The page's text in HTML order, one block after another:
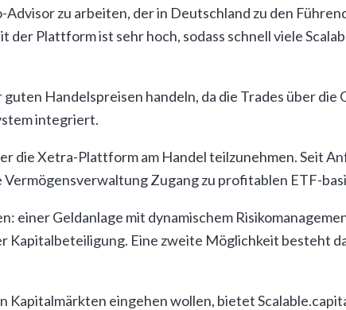
zu arbeiten, der in Deutschland zu den
Plattform ist sehr hoch, sodass schnell viele
Handelspreisen handeln, da die Trades über
integriert.
die Xetra-Plattform am Handel teilzunehmen. Seit
Zugang zu profitablen ETF-
einer Geldanlage mit dynamischem
Eine zweite Möglichkeit besteht
Kapitalmärkten eingehen wollen, bietet